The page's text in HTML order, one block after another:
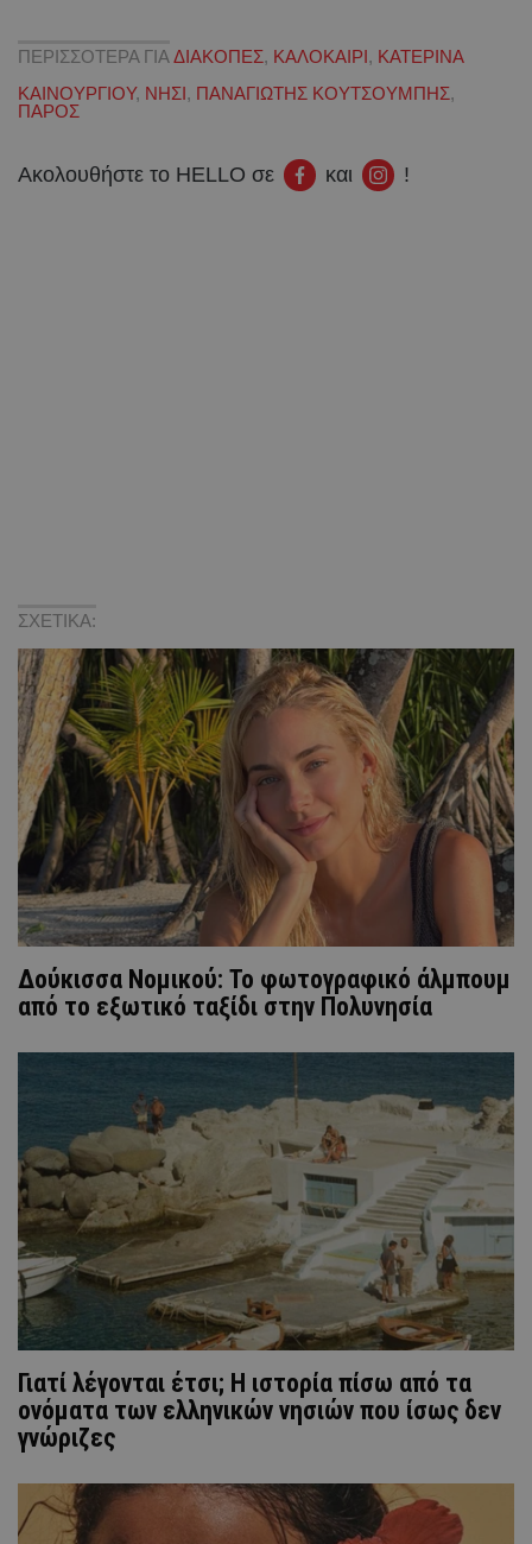
ΠΕΡΙΣΣΟΤΕΡΑ ΓΙΑ ΔΙΑΚΟΠΕΣ, ΚΑΛΟΚΑΙΡΙ, ΚΑΤΕΡΙΝΑ
ΚΑΙΝΟΥΡΓΙΟΥ, ΝΗΣΙ, ΠΑΝΑΓΙΩΤΗΣ ΚΟΥΤΣΟΥΜΠΗΣ,
ΠΑΡΟΣ
Ακολουθήστε το HELLO σε και !
ΣΧΕΤΙΚΑ:
Δούκισσα Νομικού: Το φωτογραφικό άλμπουμ
από το εξωτικό ταξίδι στην Πολυνησία
Γιατί λέγονται έτσι; Η ιστορία πίσω από τα
ονόματα των ελληνικών νησιών που ίσως δεν
γνώριζες